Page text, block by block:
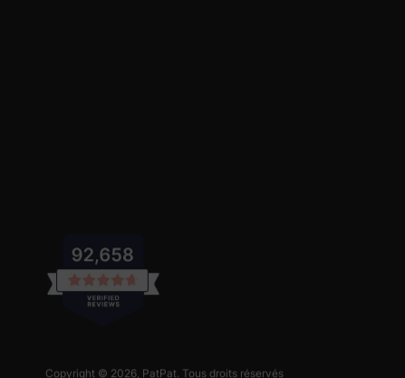
Copyright © 2026, PatPat. Tous droits réservés